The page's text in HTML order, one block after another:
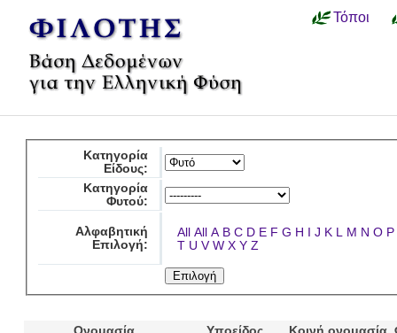
Τόποι
Κατηγορία
Είδους:
Κατηγορία
Φυτού:
Αλφαβητική
Επιλογή:
All All A B C D E F G H I J K L M N O P
T U V W X Y Z